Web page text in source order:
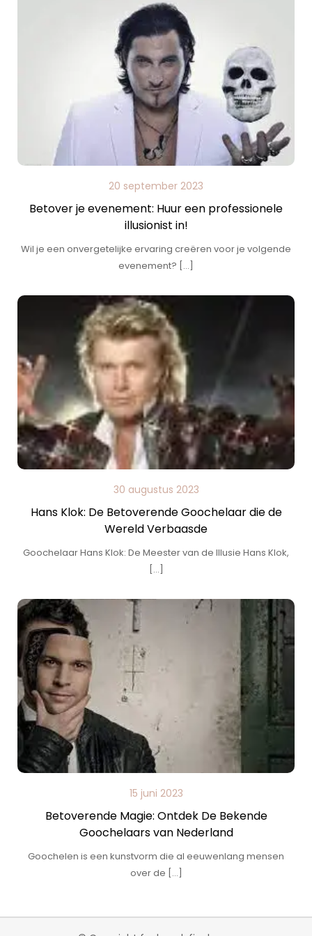
20 september 2023
Betover je evenement: Huur een professionele
illusionist in!
Wil je een onvergetelijke ervaring creëren voor je volgende
evenement? […]
30 augustus 2023
Hans Klok: De Betoverende Goochelaar die de
Wereld Verbaasde
Goochelaar Hans Klok: De Meester van de Illusie Hans Klok,
[…]
15 juni 2023
Betoverende Magie: Ontdek De Bekende
Goochelaars van Nederland
Goochelen is een kunstvorm die al eeuwenlang mensen
over de […]